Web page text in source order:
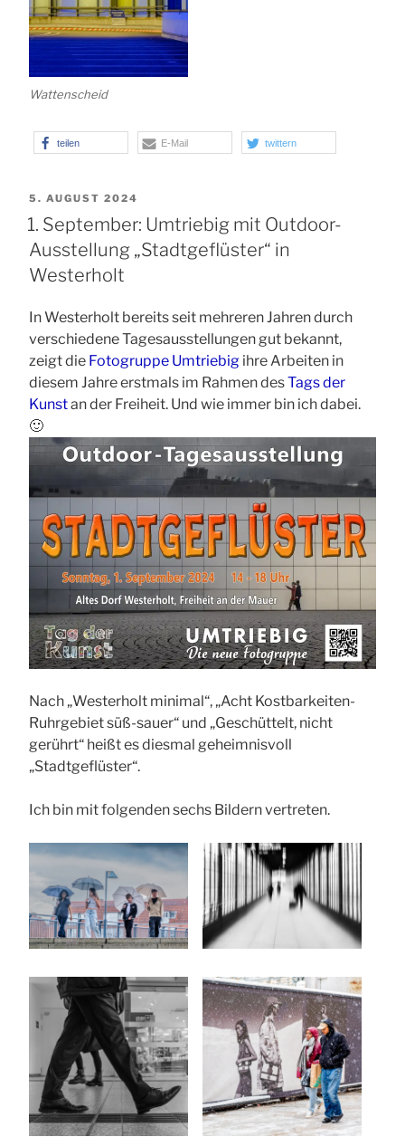
Wattenscheid
teilen E-Mail twittern
VERÖFFENTLICHT
AM
5. AUGUST 2024
1. September: Umtriebig mit Outdoor-
Ausstellung „Stadtgeflüster“ in
Westerholt
In Westerholt bereits seit mehreren Jahren durch
verschiedene Tagesausstellungen gut bekannt,
zeigt die Fotogruppe Umtriebig ihre Arbeiten in
diesem Jahre erstmals im Rahmen desTags der
Kunstan der Freiheit. Und wie immer bin ich dabei.
🙂
Nach „Westerholt minimal“, „Acht Kostbarkeiten-
Ruhrgebiet süß-sauer“ und „Geschüttelt, nicht
gerührt“ heißt es diesmal geheimnisvoll
„Stadtgeflüster“.
Ich bin mit folgenden sechs Bildern vertreten.